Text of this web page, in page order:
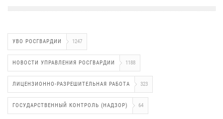
УВО РОСГВАРДИИ 1247
НОВОСТИ УПРАВЛЕНИЯ РОСГВАРДИИ 1188
ЛИЦЕНЗИОННО-РАЗРЕШИТЕЛЬНАЯ РАБОТА 323
ГОСУДАРСТВЕННЫЙ КОНТРОЛЬ (НАДЗОР) 64